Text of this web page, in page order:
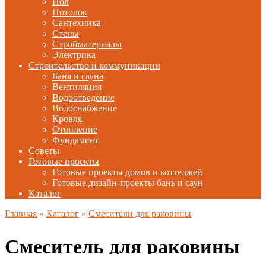
Потолок
Сантехника
Стены
Стройматериалы
Электрика
Строительство и коммуникации
Баня и сауна
Вентиляция
Водоотведение
Водоснабжение
Кровля
Отопление
Фундамент
Советы
Готовые проекты
Готовые проекты домов и коттеджей
Готовые дизайн-проекты бань и саун
Каталог
Главная » Каталог » Смесители для раковины
Смеситель для раковины